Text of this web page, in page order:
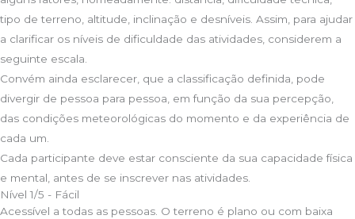
tipo de terreno, altitude, inclinação e desníveis. Assim, para ajudar
a clarificar os níveis de dificuldade das atividades, considerem a
seguinte escala.
Convém ainda esclarecer, que a classificação definida, pode
divergir de pessoa para pessoa, em função da sua percepção,
das condições meteorológicas do momento e da experiência de
cada um.
Cada participante deve estar consciente da sua capacidade física
e mental, antes de se inscrever nas atividades.
Nível 1/5 - Fácil
Acessível a todas as pessoas. O terreno é plano ou com baixa